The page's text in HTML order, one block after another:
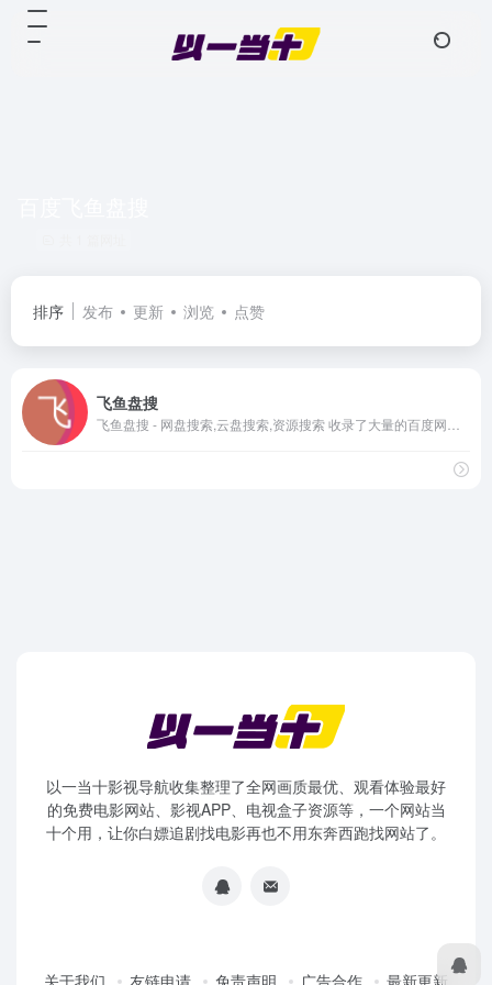
排序 发布 更新 浏览 点赞
飞鱼盘搜
以一当十影视导航收集整理了全网画质最优、观看体验最好
的免费电影网站、影视APP、电视盒子资源等，一个网站当
十个用，让你白嫖追剧找电影再也不用东奔西跑找网站了。
关于我们 友链申请 免责声明 广告合作 最新更新